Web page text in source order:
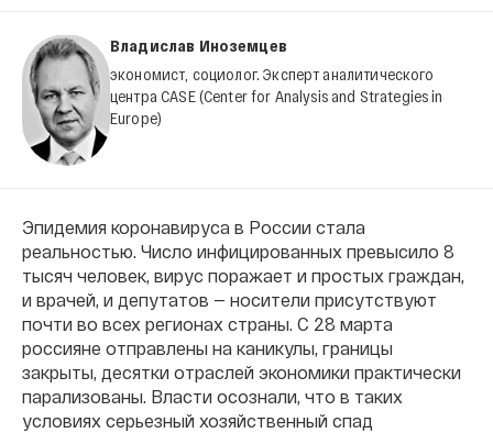
Владислав Иноземцев
экономист, социолог. Эксперт аналитического
центра CASE (Center for Analysis and Strategies in
Europe)
Эпидемия коронавируса в России стала
реальностью. Число инфицированных превысило 8
тысяч человек, вирус поражает и простых граждан,
и врачей, и депутатов — носители присутствуют
почти во всех регионах страны. С 28 марта
россияне отправлены на каникулы, границы
закрыты, десятки отраслей экономики практически
парализованы. Власти осознали, что в таких
условиях серьезный хозяйственный спад